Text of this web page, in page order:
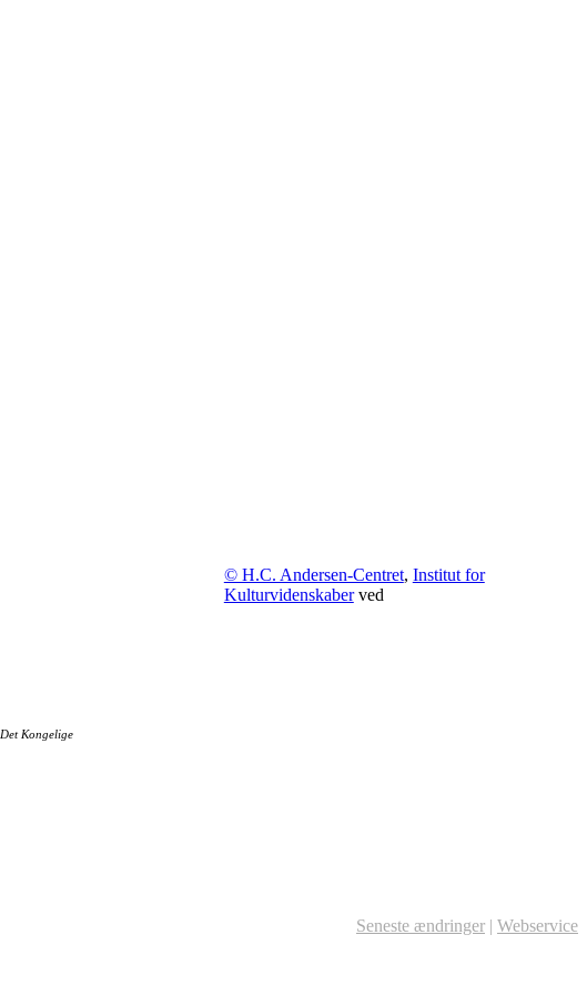
Det Kongelige
© H.C. Andersen-Centret, Institut for
Kulturvidenskaberved
Seneste ændringer | Webservice